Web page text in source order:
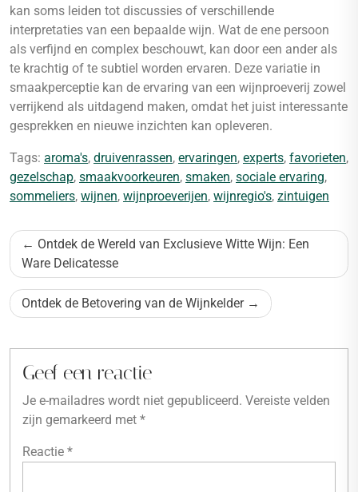
kan soms leiden tot discussies of verschillende
interpretaties van een bepaalde wijn. Wat de ene persoon
als verfijnd en complex beschouwt, kan door een ander als
te krachtig of te subtiel worden ervaren. Deze variatie in
smaakperceptie kan de ervaring van een wijnproeverij zowel
verrijkend als uitdagend maken, omdat het juist interessante
gesprekken en nieuwe inzichten kan opleveren.
Tags: aroma's, druivenrassen, ervaringen, experts, favorieten,
gezelschap, smaakvoorkeuren, smaken, sociale ervaring,
sommeliers, wijnen, wijnproeverijen, wijnregio's, zintuigen
Bericht
navigatie
Ontdek de Wereld van Exclusieve Witte Wijn: Een
Ware Delicatesse
Ontdek de Betovering van de Wijnkelder
Geef een reactie
Je e-mailadres wordt niet gepubliceerd. Vereiste velden
zijn gemarkeerd met *
Reactie *